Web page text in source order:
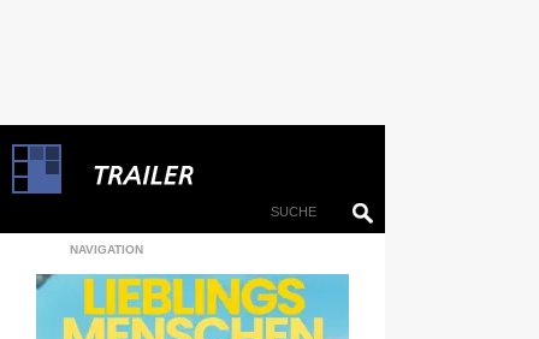
NAVIGATION